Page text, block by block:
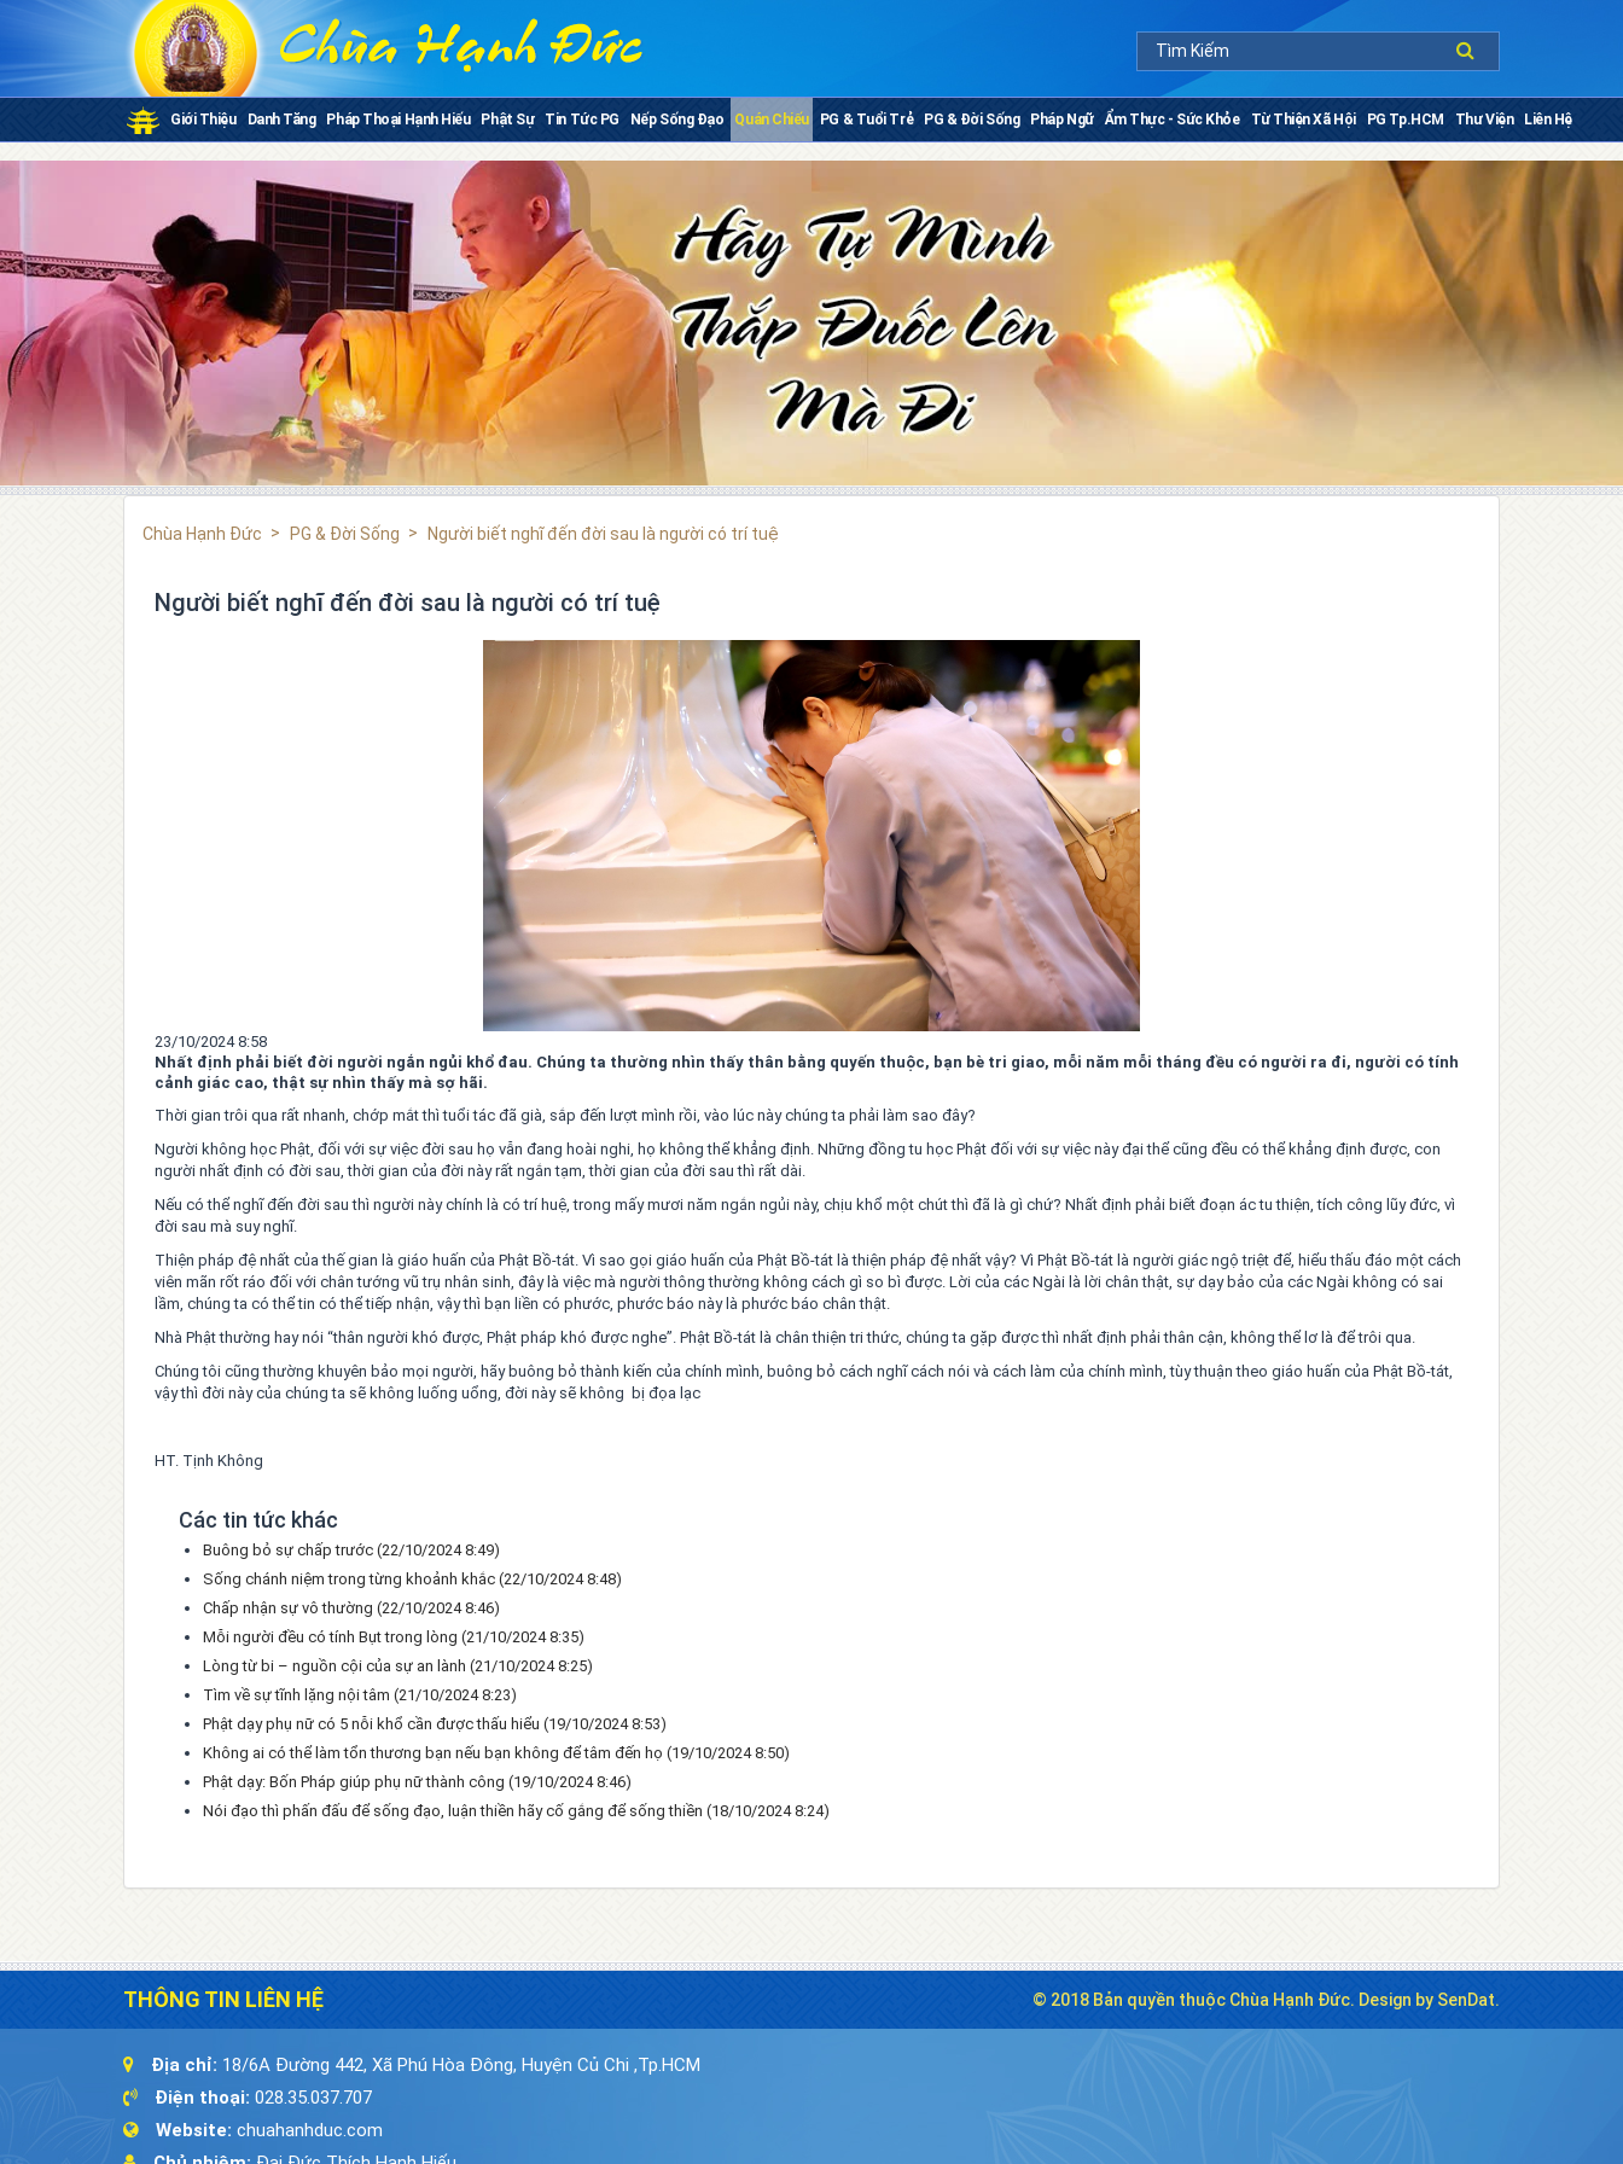
Giới Thiệu Danh Tăng Pháp Thoại Hạnh Hiếu Phật Sự Tin Tức PG Nếp Sống Đạo Quán Chiếu PG & Tuổi Trẻ PG & Đời Sống Pháp Ngữ Ẩm Thực - Sức Khỏe Từ Thiện Xã Hội PG Tp.HCM Thư Viện Liên Hệ
Chùa Hạnh Đức PG & Đời Sống Người biết nghĩ đến đời sau là người có trí tuệ
Người biết nghĩ đến đời sau là người có trí tuệ
23/10/2024 8:58
Nhất định phải biết đời người ngắn ngủi khổ đau. Chúng ta thường nhìn thấy thân bằng quyến thuộc, bạn bè tri giao, mỗi năm mỗi tháng đều có người ra đi, người có tính
cảnh giác cao, thật sự nhìn thấy mà sợ hãi.
Thời gian trôi qua rất nhanh, chớp mắt thì tuổi tác đã già, sắp đến lượt mình rồi, vào lúc này chúng ta phải làm sao đây?
Người không học Phật, đối với sự việc đời sau họ vẫn đang hoài nghi, họ không thể khẳng định. Những đồng tu học Phật đối với sự việc này đại thể cũng đều có thể khẳng định được, con
người nhất định có đời sau, thời gian của đời này rất ngắn tạm, thời gian của đời sau thì rất dài.
Nếu có thể nghĩ đến đời sau thì người này chính là có trí huệ, trong mấy mươi năm ngắn ngủi này, chịu khổ một chút thì đã là gì chứ? Nhất định phải biết đoạn ác tu thiện, tích công lũy đức, vì
đời sau mà suy nghĩ.
Thiện pháp đệ nhất của thế gian là giáo huấn của Phật Bồ-tát. Vì sao gọi giáo huấn của Phật Bồ-tát là thiện pháp đệ nhất vậy? Vì Phật Bồ-tát là người giác ngộ triệt để, hiểu thấu đáo một cách
viên mãn rốt ráo đối với chân tướng vũ trụ nhân sinh, đây là việc mà người thông thường không cách gì so bì được. Lời của các Ngài là lời chân thật, sự dạy bảo của các Ngài không có sai
lầm, chúng ta có thể tin có thể tiếp nhận, vậy thì bạn liền có phước, phước báo này là phước báo chân thật.
Nhà Phật thường hay nói “thân người khó được, Phật pháp khó được nghe”. Phật Bồ-tát là chân thiện tri thức, chúng ta gặp được thì nhất định phải thân cận, không thể lơ là để trôi qua.
Chúng tôi cũng thường khuyên bảo mọi người, hãy buông bỏ thành kiến của chính mình, buông bỏ cách nghĩ cách nói và cách làm của chính mình, tùy thuận theo giáo huấn của Phật Bồ-tát,
vậy thì đời này của chúng ta sẽ không luống uổng, đời này sẽ không bị đọa lạc
HT. Tịnh Không
Các tin tức khác
Buông bỏ sự chấp trước (22/10/2024 8:49)
Sống chánh niệm trong từng khoảnh khắc (22/10/2024 8:48)
Chấp nhận sự vô thường (22/10/2024 8:46)
Mỗi người đều có tính Bụt trong lòng (21/10/2024 8:35)
Lòng từ bi – nguồn cội của sự an lành (21/10/2024 8:25)
Tìm về sự tĩnh lặng nội tâm (21/10/2024 8:23)
Phật dạy phụ nữ có 5 nỗi khổ cần được thấu hiểu (19/10/2024 8:53)
Không ai có thể làm tổn thương bạn nếu bạn không để tâm đến họ (19/10/2024 8:50)
Phật dạy: Bốn Pháp giúp phụ nữ thành công (19/10/2024 8:46)
Nói đạo thì phấn đấu để sống đạo, luận thiền hãy cố gắng để sống thiền (18/10/2024 8:24)
THÔNG TIN LIÊN HỆ © 2018 Bản quyền thuộc Chùa Hạnh Đức. Design by SenDat.
Địa chỉ: 18/6A Đường 442, Xã Phú Hòa Đông, Huyện Củ Chi ,Tp.HCM
Điện thoại: 028.35.037.707
Website: chuahanhduc.com